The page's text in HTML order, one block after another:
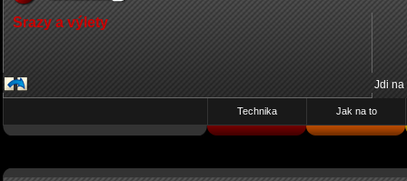
Srazy a výlety
Jdi
Technika Jak na to